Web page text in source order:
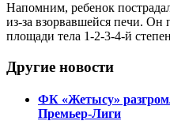
Напомним, ребенок
из-за взорвавшейся печи.
площади тела 1-2-3-4-й
Другие новости
ФК «Жетысу»
Премьер-Лиги